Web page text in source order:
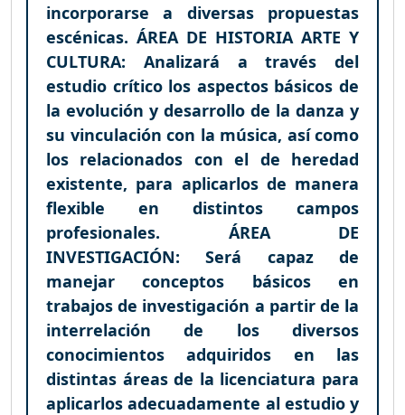
incorporarse a diversas propuestas
escénicas. ÁREA DE HISTORIA ARTE Y
CULTURA: Analizará a través del
estudio crítico los aspectos básicos de
la evolución y desarrollo de la danza y
su vinculación con la música, así como
los relacionados con el de heredad
existente, para aplicarlos de manera
flexible en distintos campos
profesionales. ÁREA DE
INVESTIGACIÓN: Será capaz de
manejar conceptos básicos en
trabajos de investigación a partir de la
interrelación de los diversos
conocimientos adquiridos en las
distintas áreas de la licenciatura para
aplicarlos adecuadamente al estudio y